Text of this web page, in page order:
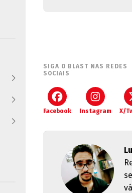
SIGA O BLAST NAS REDES
SOCIAIS
Facebook Instagram X/